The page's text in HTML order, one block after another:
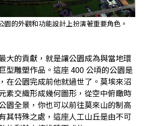
園的外觀和功能設計上扮演著重要角色。
大的貢獻，就是讓公園成為與當地環
型雕塑作品。這座 400 公頃的公園是
在公園完成前他就過世了。莫埃來沼
素交織形成幾何圖形，從空中俯瞰時
園全景，你也可以前往莫來山的制高
其特殊之處，這座人工山丘是由不可